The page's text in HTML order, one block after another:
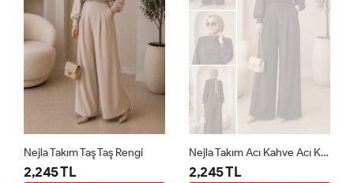
Nejla Takım Taş Taş Rengi
2,245 TL
Nejla Takım Acı Kahve Acı Kahve
2,245 TL